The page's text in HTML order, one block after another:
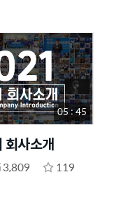
05 : 45
사소개
3,809
119